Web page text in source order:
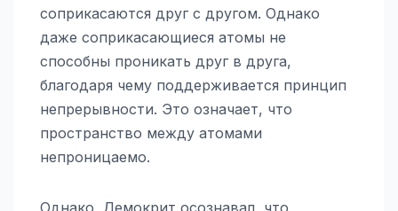
соприкасаются друг с другом. Однако
даже соприкасающиеся атомы не
способны проникать друг в друга,
благодаря чему поддерживается принцип
непрерывности. Это означает, что
пространство между атомами
непроницаемо.